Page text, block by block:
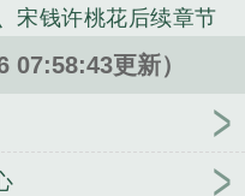
宋钱许桃花后续章节
电视剧免费观看
扮演者是谁 桃花村许
07:58:43更新）